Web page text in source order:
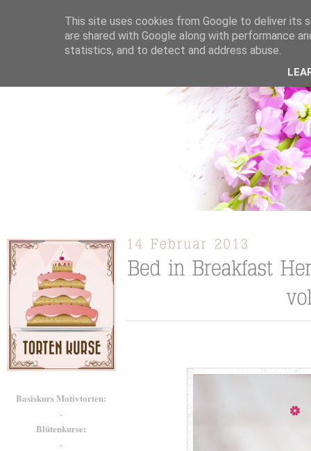
ÜBER MICH KOOPERATION TORTEN / KUCHEN /
Basiskurs Motivtorten:
-
Blütenkurse:
-
This site uses cookies from Google to deliver its
are shared with Google along with performance
statistics, and to detect and address abuse.